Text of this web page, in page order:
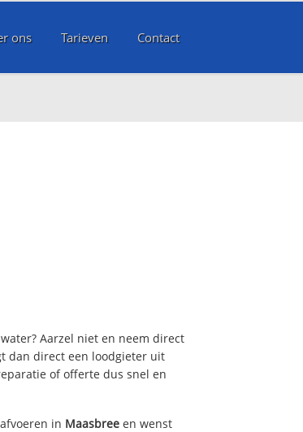
ons Tarieven Contact
Aarzel niet en neem direct
dan direct een loodgieter uit
of offerte dus snel en
in Maasbree en wenst